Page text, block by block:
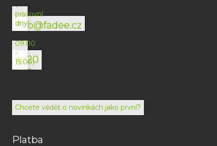
info@fadee.cz
v
pracovní
dny)
+420
792
072
(Po-
09:00
-
15:00)
Chcete vědět o novinkách jako první?
Platba